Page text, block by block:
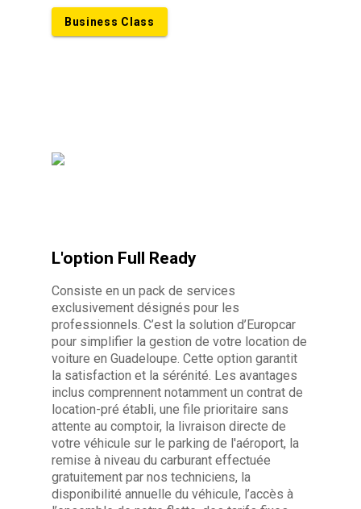
Business Class
L'option Full Ready
Consiste en un pack de services
exclusivement désignés pour les
professionnels. C’est la solution d’Europcar
pour simplifier la gestion de votre location de
voiture en Guadeloupe. Cette option garantit
la satisfaction et la sérénité. Les avantages
inclus comprennent notamment un contrat de
location-pré établi, une file prioritaire sans
attente au comptoir, la livraison directe de
votre véhicule sur le parking de l'aéroport, la
remise à niveau du carburant effectuée
gratuitement par nos techniciens, la
disponibilité annuelle du véhicule, l’accès à